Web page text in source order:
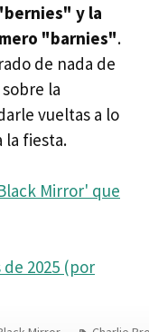
y la
"barnies".
de nada de
la
vueltas a lo
la fiesta.
Mirror' que
de 2025 (por